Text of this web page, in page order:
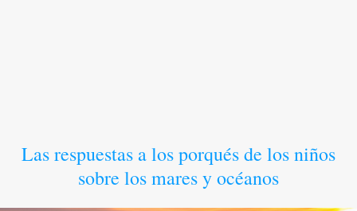
Las respuestas a los porqués de los niños
sobre los mares y océanos